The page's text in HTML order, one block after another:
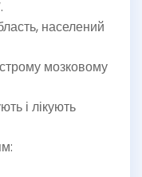
населений
мозковому
і лікують